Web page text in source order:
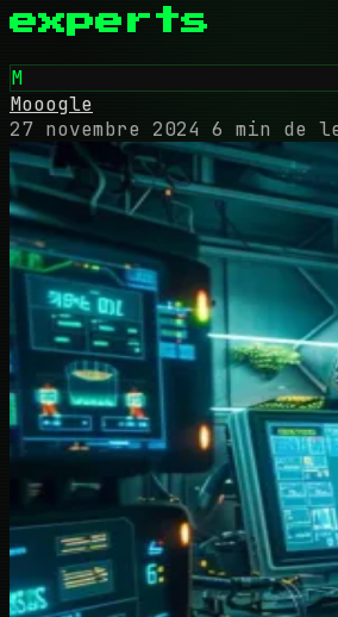
experts
M
Mooogle
27 novembre 2024 6 min de